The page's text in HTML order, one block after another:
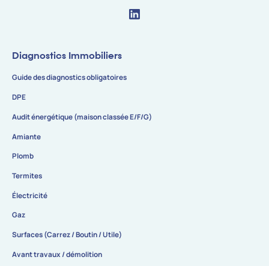
Diagnostics Immobiliers
Guide des diagnostics obligatoires
DPE
Audit énergétique (maison classée E/F/G)
Amiante
Plomb
Termites
Électricité
Gaz
Surfaces (Carrez / Boutin / Utile)
Avant travaux / démolition